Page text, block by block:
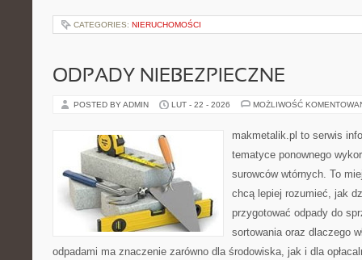
CATEGORIES: NIERUCHOMOŚCI
ODPADY NIEBEZPIECZNE
POSTED BY ADMIN LUT - 22 - 2026 MOŻLIWOŚĆ
makmetalik.pl to serwis
tematyce ponownego
surowców wtórnych. To
chcą lepiej rozumieć, jak
przygotować odpady do
sortowania oraz dlaczego
odpadami ma znaczenie zarówno dla środowiska, jak i dla